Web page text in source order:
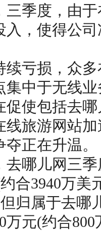
三季度，由
入，使得公
亏损，众多
集中于无线
促使包括去
线旅游网站
正在升温。
哪儿网三季
合3940万美
归属于去哪
万元(约合